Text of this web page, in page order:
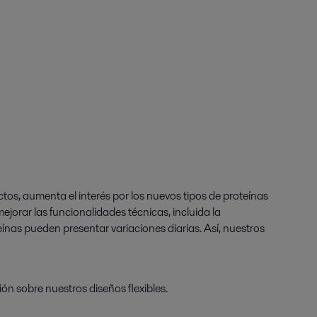
aumenta el interés por los nuevos tipos de proteínas
las funcionalidades técnicas, incluida la
pueden presentar variaciones diarias. Así, nuestros
sobre nuestros diseños flexibles.